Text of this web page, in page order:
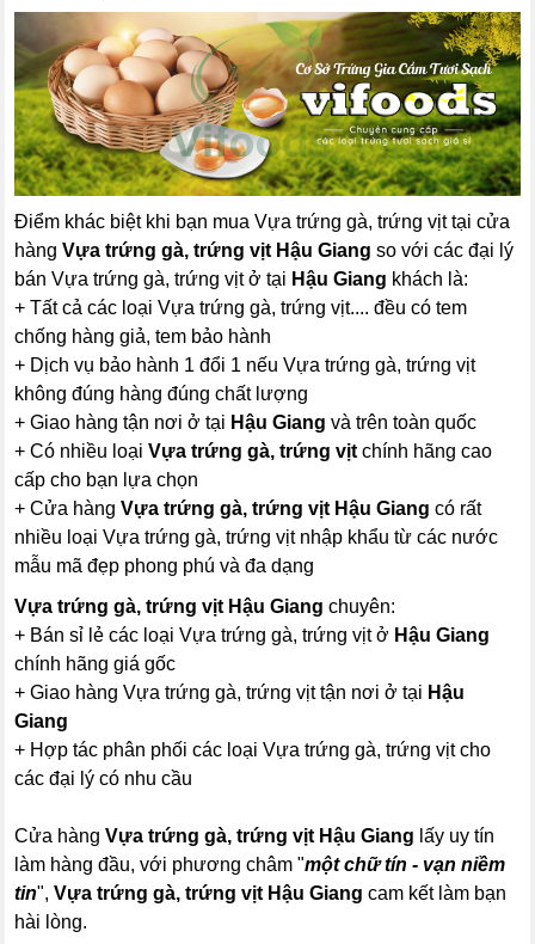
Điểm khác biệt khi bạn mua Vựa trứng gà, trứng vịt tại cửa
hàngVựa trứng gà, trứng vịt Hậu Giang so với các đại lý
bán Vựa trứng gà, trứng vịt ở tại Hậu Giang khách là:
+ Tất cả các loại Vựa trứng gà, trứng vịt.... đều có tem
chống hàng giả, tem bảo hành
+ Dịch vụ bảo hành 1 đổi 1 nếu Vựa trứng gà, trứng vịt
không đúng hàng đúng chất lượng
+ Giao hàng tận nơi ở tại Hậu Giang và trên toàn quốc
+ Có nhiều loạiVựa trứng gà, trứng vịt chính hãng cao
cấp cho bạn lựa chọn
+ Cửa hàngVựa trứng gà, trứng vịt Hậu Giang có rất
nhiều loại Vựa trứng gà, trứng vịt nhập khẩu từ các nước
mẫu mã đẹp phong phú và đa dạng
Vựa trứng gà, trứng vịt Hậu Giangchuyên:
+ Bán sỉ lẻ các loại Vựa trứng gà, trứng vịt ở Hậu Giang
chính hãng giá gốc
+ Giao hàng Vựa trứng gà, trứng vịt tận nơi ở tại Hậu
Giang
+ Hợp tác phân phối các loại Vựa trứng gà, trứng vịt cho
các đại lý có nhu cầu
Cửa hàngVựa trứng gà, trứng vịt Hậu Giang lấy uy tín
làm hàng đầu, với phương châm "một chữ tín - vạn niềm
tin",Vựa trứng gà, trứng vịt Hậu Giang cam kết làm bạn
hài lòng.